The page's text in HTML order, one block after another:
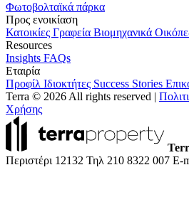
Φωτοβολταϊκά πάρκα
Προς ενοικίαση
Κατοικίες Γραφεία Βιομηχανικά
Resources
Insights FAQs
Εταιρία
Προφίλ Ιδιοκτήτες Success Stories
Terra © 2026 All rights reserved |
Χρήσης
Περιστέρι 12132 Τηλ 210 8322 007 E-